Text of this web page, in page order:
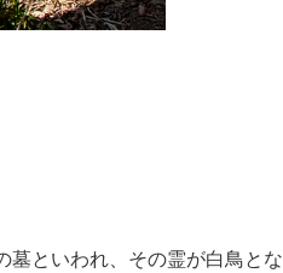
墓といわれ、その霊が白鳥とな